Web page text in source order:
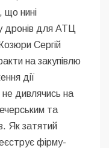
нині
дронів для АТЦ
Сергій
на закупівлю
дії
не дивлячись на
та
Як затятий
фірму-